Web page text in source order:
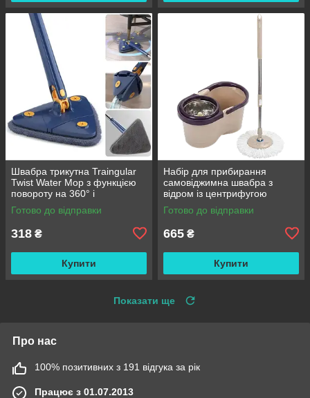
Швабра трикутна Traingular
Twist Water Mop з функцією
повороту на 360° і
віджиманням
Готово до відправки
318 ₴
Купити
Набір для прибирання
самовіджимна швабра з
відром із центрифугою
Rotating Mop 360 / Турбо
швабра
Готово до відправки
665 ₴
Купити
Показати ще
Про нас
100% позитивних з 191 відгука за рік
Працює з 01.07.2013